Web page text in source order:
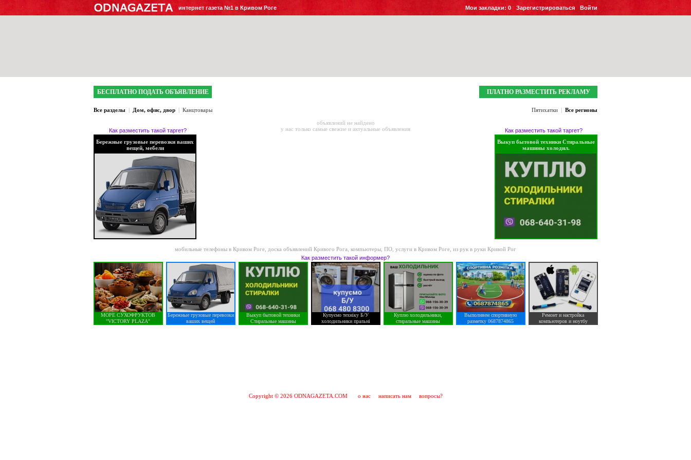
интернет газета №1 в Кривом Роге Войти
Зарегистрироваться
Мои закладки: 0
БЕСПЛАТНО ПОДАТЬ ОБЪЯВЛЕНИЕ ПЛАТНО РАЗМЕСТИТЬ РЕКЛАМУ
Все разделы | Дом, офис, двор | Канцтовары Пятихатки | Все регионы
Как разместить такой таргет?
Бережные грузовые перевозки ваших
вещей, мебели
объявлений не найдено
у нас только самые свежие и актуальные объявления
Как разместить такой таргет?
Выкуп бытовой техники Стиральные
машины холодил.
мобильные телефоны в Кривом Роге доска объявлений Кривого Рога компьютеры, ПО, услуги в Кривом Роге из рук в руки Кривой Рог
Как разместить такой информер?
МОРЕ СУХОФРУКТОВ
"VICTORY PLAZA"
Бережные грузовые перевозки
ваших вещей
Выкуп бытовой техники
Стиральные машины
Купуємо техніку Б/У
холодильники пральні
Куплю холодильники,
стиральные машины
Выполняем спортивную
разметку 0687874865
Ремонт и настройка
компьютеров и ноутбу
Copyright © 2026 ODNAGAZETA.COM о нас написать нам вопросы?